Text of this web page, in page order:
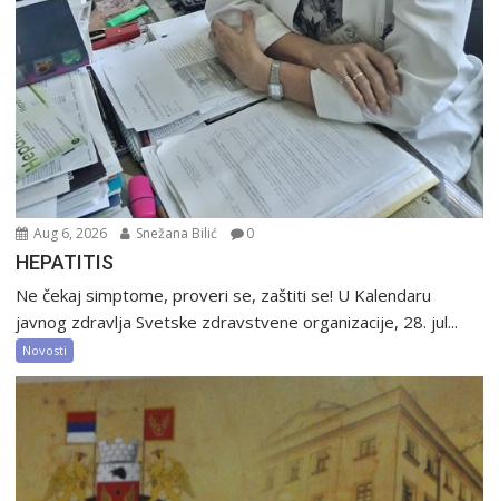
Aug 6, 2026 Snežana Bilić 0
HEPATITIS
Ne čekaj simptome, proveri se, zaštiti se! U Kalendaru
javnog zdravlja Svetske zdravstvene organizacije, 28. jul...
Novosti